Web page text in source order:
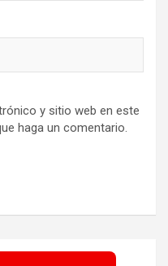
y sitio web en este
haga un comentario.